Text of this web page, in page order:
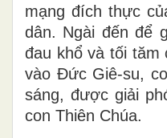
mạng đích thực
dân. Ngài đến để
đau khổ và tối
vào Đức Giê-su,
sáng, được giải
con Thiên Chúa.